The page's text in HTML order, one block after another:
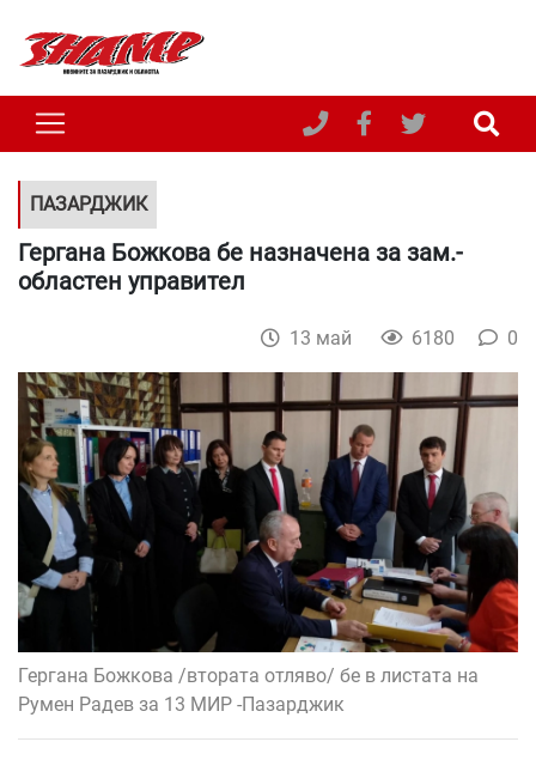
ПАЗАРДЖИК
Гергана Божкова бе назначена за зам.-
областен управител
13 май 6180 0
Гергана Божкова /втората отляво/ бе в листата на
Румен Радев за 13 МИР -Пазарджик